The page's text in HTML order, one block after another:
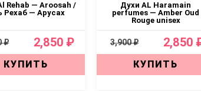
Rehab — Aroosah /
Рехаб — Арусах
₽ 2,850 ₽
КУПИТЬ
Духи AL Haramain
perfumes — Amber Oud
Rouge unisex
3,900 ₽ 2,850
КУПИТЬ